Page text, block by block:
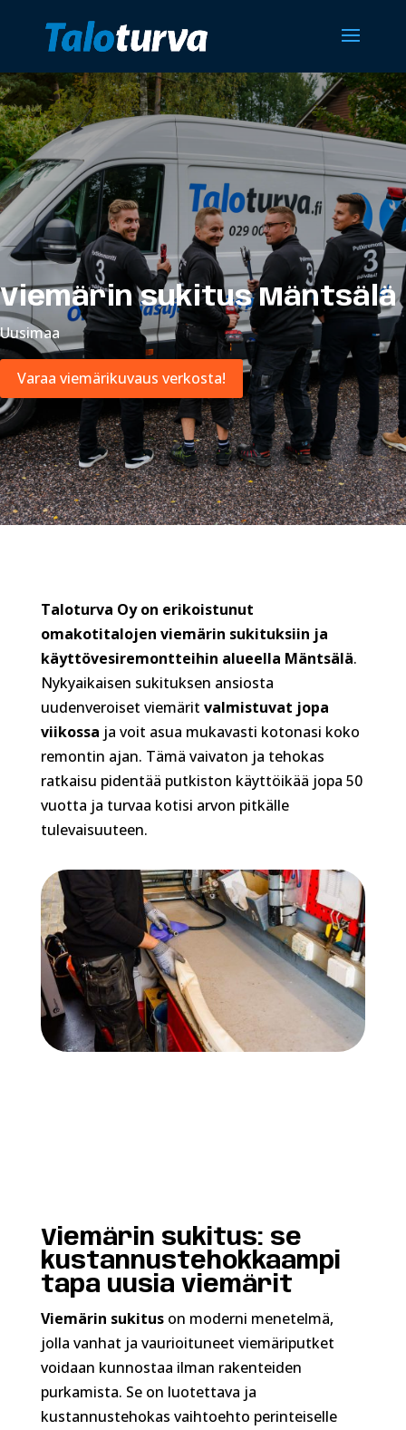
Viemärin sukitus Mäntsälä
Uusimaa
Varaa viemärikuvaus verkosta!
Taloturva Oy on erikoistunut
omakotitalojen viemärin sukituksiin ja
käyttövesiremontteihin alueella Mäntsälä.
Nykyaikaisen sukituksen ansiosta
uudenveroiset viemärit valmistuvat jopa
viikossa ja voit asua mukavasti kotonasi koko
remontin ajan. Tämä vaivaton ja tehokas
ratkaisu pidentää putkiston käyttöikää jopa 50
vuotta ja turvaa kotisi arvon pitkälle
tulevaisuuteen.
Viemärin sukitus: se
kustannustehokkaampi
tapa uusia viemärit
Viemärin sukituson moderni menetelmä,
jolla vanhat ja vaurioituneet viemäriputket
voidaan kunnostaa ilman rakenteiden
purkamista. Se on luotettava ja
kustannustehokas vaihtoehto perinteiselle